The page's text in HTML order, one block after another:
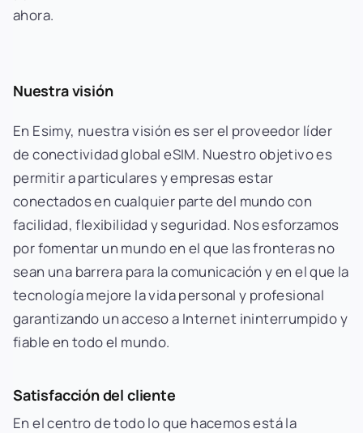
ahora.
Nuestra visión
En Esimy, nuestra visión es ser el proveedor líder
de conectividad global eSIM. Nuestro objetivo es
permitir a particulares y empresas estar
conectados en cualquier parte del mundo con
facilidad, flexibilidad y seguridad. Nos esforzamos
por fomentar un mundo en el que las fronteras no
sean una barrera para la comunicación y en el que la
tecnología mejore la vida personal y profesional
garantizando un acceso a Internet ininterrumpido y
fiable en todo el mundo.
Satisfacción del cliente
En el centro de todo lo que hacemos está la